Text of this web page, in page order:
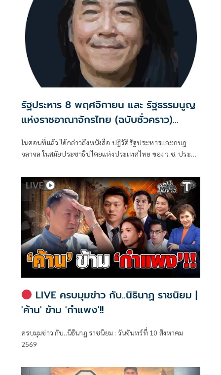
รัฐประหาร 8 พฤศจิกายน และ รัฐธรรมนูญ
แห่งราชอาณาจักรไทย (ฉบับชั่วคราว)
พุทธศักราช 2490 (ตอนที่ 18): พระราช
หัตถเลขาในหลวงรัชกาลที่ 9 สนับสนุน
ในตอนที่แล้ว ได้กล่าวถึงหนังสือ ปฏิวัติรัฐประหารและกบฏ
จลาจล ในสมัยประชาธิปไตยแห่งประเทศไทย ของ ว.ช. ประสัง
LIVE ครบมุมข่าว กับ..นิธินาฏ ราชนิยม |
'ค้าน' ข้าม 'กำแพง'!!
ครบมุมข่าว กับ..นิธินาฏ ราชนิยม : วันจันทร์ที่ 10 สิงหาคม
2569